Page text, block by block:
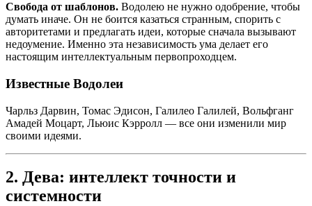
Свобода от шаблонов. Водолею не нужно одобрение, чтобы
думать иначе. Он не боится казаться странным, спорить с
авторитетами и предлагать идеи, которые сначала вызывают
недоумение. Именно эта независимость ума делает его
настоящим интеллектуальным первопроходцем.
Известные Водолеи
Чарльз Дарвин, Томас Эдисон, Галилео Галилей, Вольфганг
Амадей Моцарт, Льюис Кэрролл — все они изменили мир
своими идеями.
2. Дева: интеллект точности и
системности